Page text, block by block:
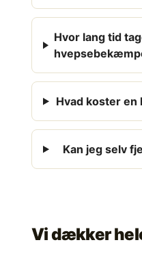
Hvor lang tid
Hvad koster en
Kan jeg selv
Vi dækker